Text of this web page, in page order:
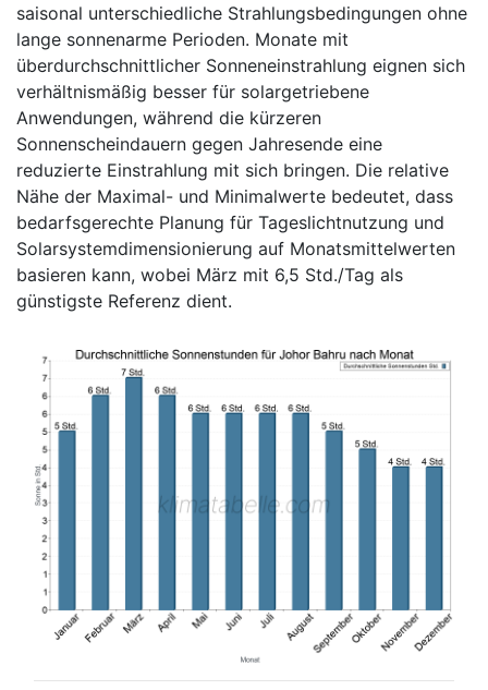
saisonal unterschiedliche Strahlungsbedingungen ohne
lange sonnenarme Perioden. Monate mit
überdurchschnittlicher Sonneneinstrahlung eignen sich
verhältnismäßig besser für solargetriebene
Anwendungen, während die kürzeren
Sonnenscheindauern gegen Jahresende eine
reduzierte Einstrahlung mit sich bringen. Die relative
Nähe der Maximal- und Minimalwerte bedeutet, dass
bedarfsgerechte Planung für Tageslichtnutzung und
Solarsystemdimensionierung auf Monatsmittelwerten
basieren kann, wobei März mit 6,5 Std./Tag als
günstigste Referenz dient.